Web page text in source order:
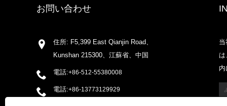
お問い合わせ
住所: F5,399 East Qianjin Road、
Kunshan 215300、江蘇省、中国
電話:+86-512-55380008
電話:+86-13773129929